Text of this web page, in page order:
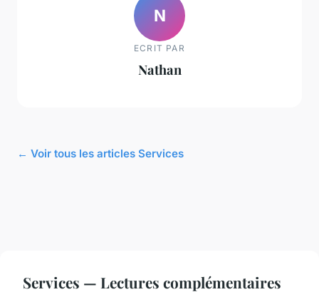
N
ECRIT PAR
Nathan
← Voir tous les articles Services
Services — Lectures complémentaires